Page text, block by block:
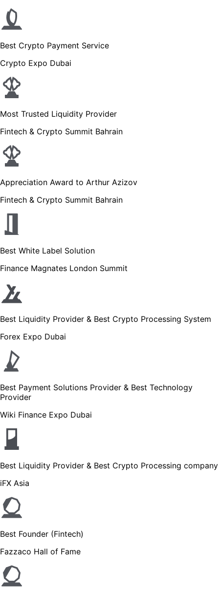
Best Crypto Payment Service
Crypto Expo Dubai
Most Trusted Liquidity Provider
Fintech & Crypto Summit Bahrain
Appreciation Award to Arthur Azizov
Fintech & Crypto Summit Bahrain
Best White Label Solution
Finance Magnates London Summit
Best Liquidity Provider & Best Crypto Processing System
Forex Expo Dubai
Best Payment Solutions Provider & Best Technology
Provider
Wiki Finance Expo Dubai
Best Liquidity Provider & Best Crypto Processing company
iFX Asia
Best Founder (Fintech)
Fazzaco Hall of Fame